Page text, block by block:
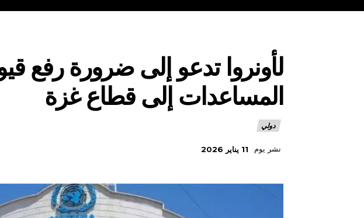
لأونروا تدعو إلى ضرورة رفع
المساعدات إلى قطاع غزة
دولي
نشر يوم 11 يناير 2026